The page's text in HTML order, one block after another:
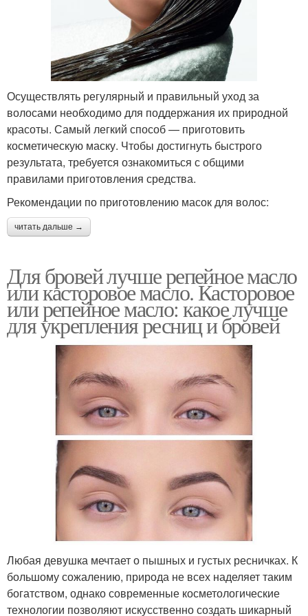
Осуществлять регулярный и правильный уход за
волосами необходимо для поддержания их природной
красоты. Самый легкий способ — приготовить
косметическую маску. Чтобы достигнуть быстрого
результата, требуется ознакомиться с общими
правилами приготовления средства.
Рекомендации по приготовлению масок для волос:
читать дальше →
Для бровей лучше репейное масло
или касторовое масло. Касторовое
или репейное масло: какое лучше
для укрепления ресниц и бровей
Любая девушка мечтает о пышных и густых ресничках. К
большому сожалению, природа не всех наделяет таким
богатством, однако современные косметологические
технологии позволяют искусственно создать шикарный